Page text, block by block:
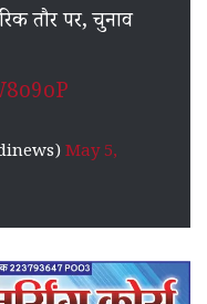
तौर पर, चुनाव
May 5,